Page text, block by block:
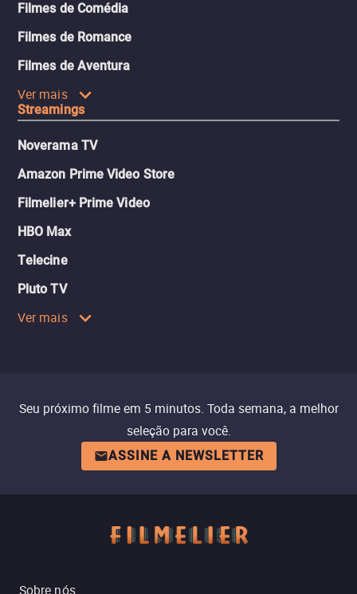
Filmes de Comédia
Filmes de Romance
Filmes de Aventura
Ver mais
Streamings
Noverama TV
Amazon Prime Video Store
Filmelier+ Prime Video
HBO Max
Telecine
Pluto TV
Ver mais
Seu próximo filme em 5 minutos. Toda semana, a melhor
seleção para você.
ASSINE A NEWSLETTER
Sobre nós